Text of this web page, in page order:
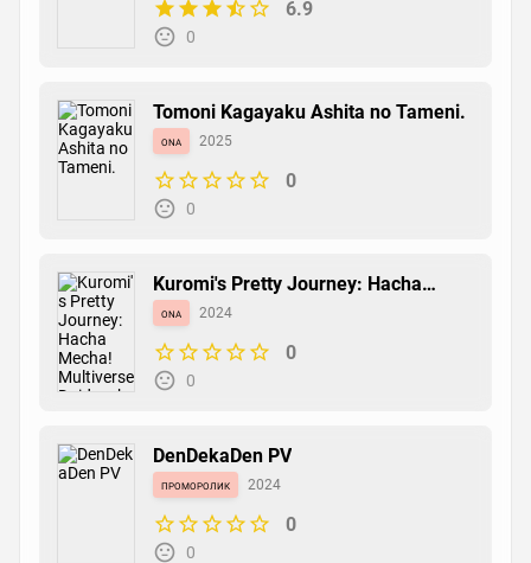
6.9
0
Tomoni Kagayaku Ashita no Tameni.
ona 2025
0
0
Kuromi's Pretty Journey: Hacha
Mecha! Multiverse Daidasshutsu!
ona 2024
0
0
DenDekaDen PV
проморолик 2024
0
0